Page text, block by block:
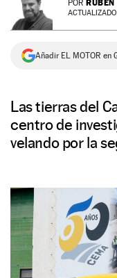
NEWSLETTER
SÍGUENOS
POR RUBÉN
Añadir EL MOTOR en
Las tierras del
centro de
velando por la